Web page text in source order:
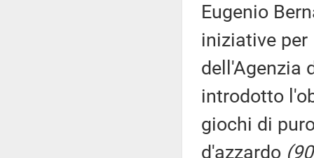
Eugenio
iniziative
dell'Agenzia
introdotto
giochi di
d'azzardo